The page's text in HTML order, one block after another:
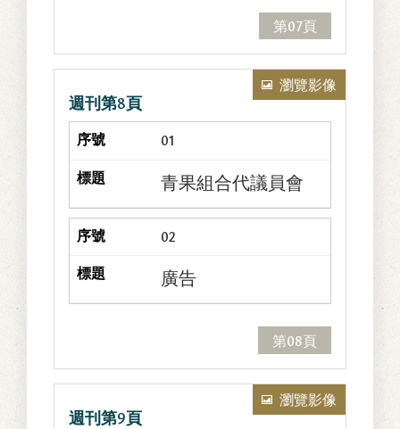
第07頁
週刊第8頁
瀏覽影像
01
青果組合代議員會
02
廣告
第08頁
週刊第9頁
瀏覽影像